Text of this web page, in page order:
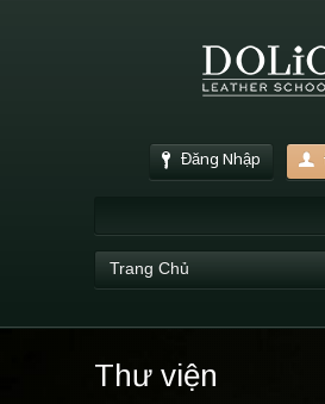
Đăng Nhập
Trang Chủ
Thư viện